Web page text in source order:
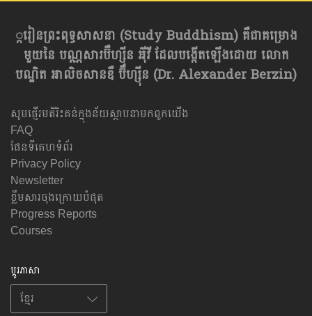
្ករៀនព្រះពុទ្ធសាសនា​ (Study Buddhism) គឺជាគម្រោង
មួយនៃ បណ្ណសារប៊ឺហ្សុីន អុីវី ដែលបង្កើតឡើងដោយ លោក
បណ្ឌិត អាលិចសានឌឺ ប៊ឺហ្សុីន (Dr. Alexander Berzin)
សូមផ្ញើរមតិរិះគន់ក្នុងន័យស្ថាបនាមកពួកយើង
FAQ
ផែនទីគេហទំព័រ
Privacy Policy
Newsletter
ខ្លឹមសារចុងក្រោយបំផុត
Progress Reports
Courses
ប្តូរភាសា